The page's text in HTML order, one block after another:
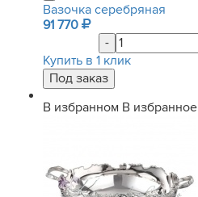
Вазочка серебряная
91 770
-
Купить в 1 клик
В избранном В избранное